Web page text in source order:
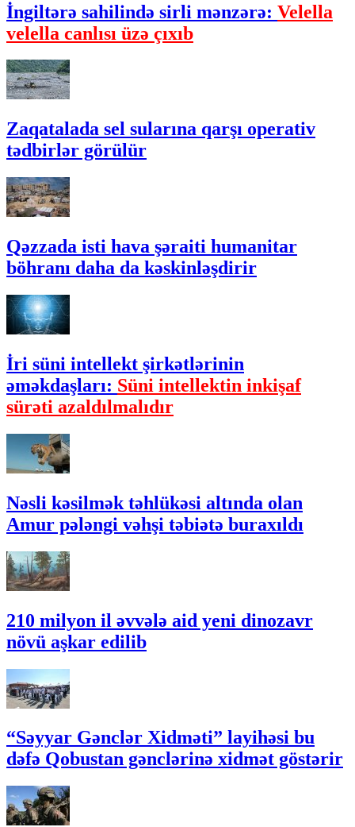
İngiltərə sahilində sirli mənzərə: Velella
velella canlısı üzə çıxıb
Zaqatalada sel sularına qarşı operativ
tədbirlər görülür
Qəzzada isti hava şəraiti humanitar
böhranı daha da kəskinləşdirir
İri süni intellekt şirkətlərinin
əməkdaşları: Süni intellektin inkişaf
sürəti azaldılmalıdır
Nəsli kəsilmək təhlükəsi altında olan
Amur pələngi vəhşi təbiətə buraxıldı
210 milyon il əvvələ aid yeni dinozavr
növü aşkar edilib
“Səyyar Gənclər Xidməti” layihəsi bu
dəfə Qobustan gənclərinə xidmət göstərir